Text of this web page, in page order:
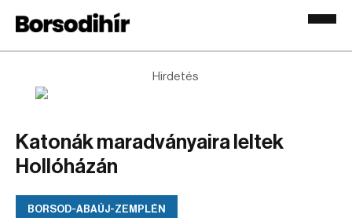
Hirdetés
Katonák maradványaira leltek
Hollóházán
BORSOD-ABAÚJ-ZEMPLÉN